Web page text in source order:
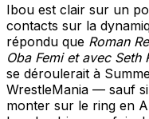
Ibou est clair sur un
contacts sur la
répondu que Roman
Oba Femi et avec Seth
se déroulerait à
WrestleMania — sauf
monter sur le ring en